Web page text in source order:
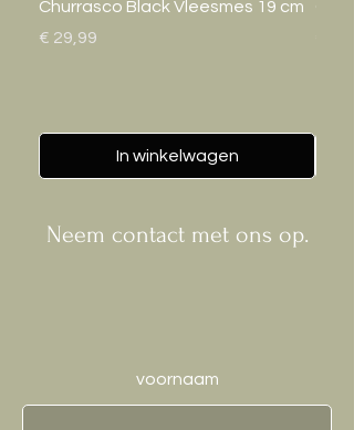
Churrasco Black Vleesmes 19 cm
Prijs
€ 29,99
In winkelwagen
Neem contact met ons op.
voornaam